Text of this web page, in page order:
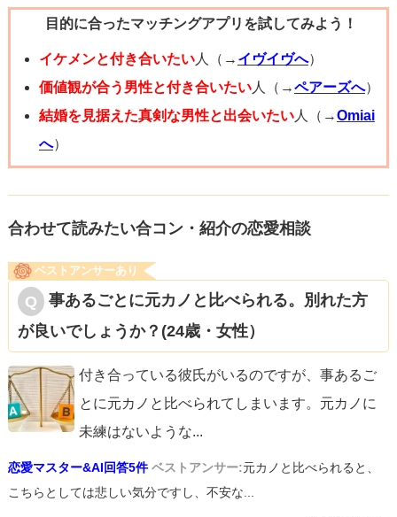
るかもしれません。でも、質問者様の中には罪悪感が残る
と思いますよ。罪悪感など負の感情を持つことなく清々し
い気持ちでいたほうが絶対にいいです。
私の場合も元彼を忘れられず他の男性とお付き合いをし、
質問者様と同じようにその男性も好きだけど元彼のほうが
もっと大好きという状況でした。一応幸せではあるもの
の、元彼を常に思い出してしまい自分も辛く、当時の彼氏
にも罪悪感があり、良い恋愛とは言えなかったですね。結
が、そもそも忘れられない状態で付き合うべきじゃなかっ
たと思いました。誰も幸せになれなかったからです。
まずはいったん恋愛から離れて、元彼のことを考える時間
を減らすことから始めてください。元彼のことを無意識に
思い出さなくなった時が恋愛を再開して大丈夫な時です。
それまでは恋愛以外に熱中できるものを探してください。
目的に合ったマッチングアプリを試してみよう！
イケメンと付き合いたい人（→ イヴイヴへ）
価値観が合う男性と付き合いたい人（→ペアーズへ）
結婚を見据えた真剣な男性と出会いたい人（→Omiai
へ）
合わせて読みたい合コン・紹介の恋愛相談
ベストアンサーあり
事あるごとに元カノと比べられる。別れた方
が良いでしょうか？(24歳・女性）
付き合っている彼氏がいるのですが、事あるご
とに元カノと比べられてしまいます。元カノに
未練はないような...
恋愛マスター&AI回答5件 ベストアンサー:元カノと比べられると、
こちらとしては悲しい気分ですし、不安な...